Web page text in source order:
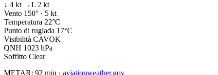
↓ 4 kt →L 2 kt
Vento 150° · 5 kt
Temperatura 22°C
Punto di rugiada 17°C
Visibilità CAVOK
QNH 1023 hPa
Soffitto Clear
METAR: 92 min · aviationweather.gov